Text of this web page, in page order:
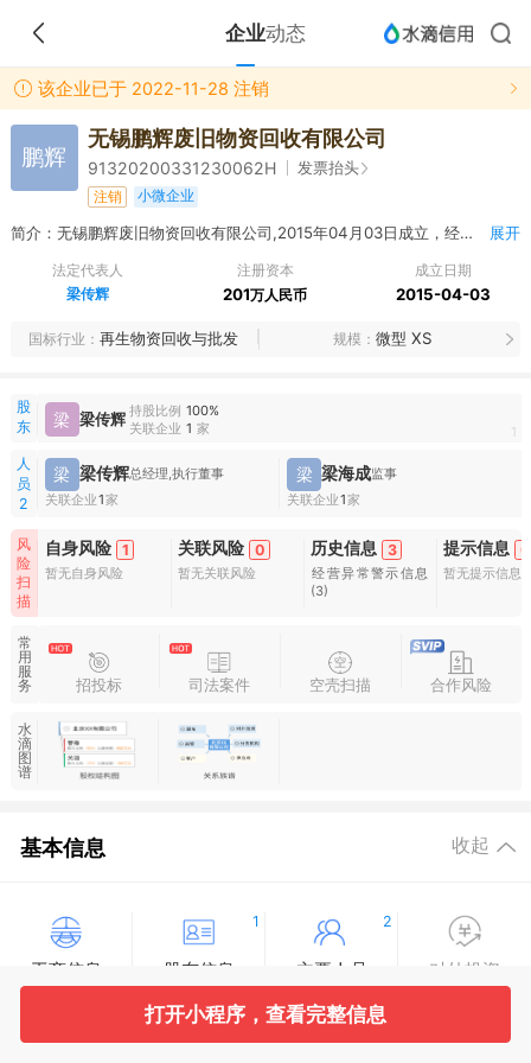
企业动态
该企业已于 2022-11-28 注销
鹏辉
无锡鹏辉废旧物资回收有限公司
91320200331230062H 发票抬头
注销 小微企业
简介：无锡鹏辉废旧物资回收有限公司,2015年04月03日成立，经营范围包括废旧物资的回收；通用机械及配件、家用电器、五金产品、电子产品、金属制品、纸制品的销售。（依法须经批准的项目，经相关部门批准后方可开展经营活动） 展开
法定代表人
梁传辉
注册资本
201万人民币
成立日期
2015-04-03
国标行业 再生物资回收与批发 规模 微型 XS
股
东
梁 梁传辉 持股比例 100%
关联企业 1 家 1
人
员
2
梁 梁传辉总经理,执行董事
关联企业1家
梁 梁海成监事
关联企业1家
风
险
扫
描
自身风险 1
暂无自身风险
关联风险 0
暂无关联风险
历史信息 3
经营异常警示信息
(3)
提示信息 0
暂无提示信息
常
用
服
务
招投标 司法案件 空壳扫描 合作风险
水
滴
图
谱
基本信息 收起
工商信息
1
股东信息
2
主要人员 对外投资
打开小程序，查看完整信息